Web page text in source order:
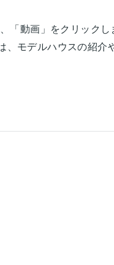
「動画」をクリックし
、モデルハウスの紹介